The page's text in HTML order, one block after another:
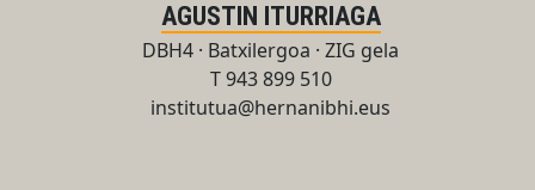
AGUSTIN ITURRIAGA
DBH4 · Batxilergoa · ZIG gela
T 943 899 510
institutua@hernanibhi.eus